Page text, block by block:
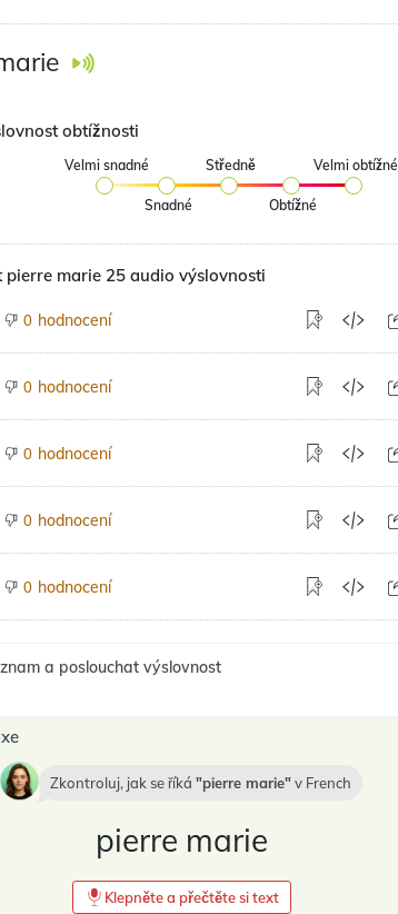
obtížnosti
Velmi snadné
Snadné
Středně
Obtížné
Velmi obtížné
pierre marie 25 audio výslovnosti
0 hodnocení
0 hodnocení
0 hodnocení
0 hodnocení
0 hodnocení
a poslouchat výslovnost
Zkontroluj, jak se říká pierre marie v French
pierre marie
Klepněte a přečtěte si text